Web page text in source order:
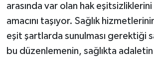
arasında var olan hak
amacını taşıyor. Sağlık
eşit şartlarda sunulması gerektiği
bu düzenlemenin, sağlıkta adaletin